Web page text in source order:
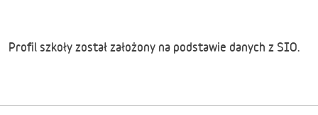
Profil szkoły został założony na podstawie danych z SIO.